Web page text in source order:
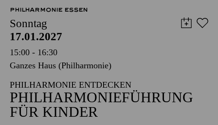
PHILHARMONIE ESSEN
Sonntag
17.01.2027
15:00 - 16:30
Ganzes Haus (Philharmonie)
PHILHARMONIE ENTDECKEN
PHILHARMONIE­FÜHRUNG
FÜR KINDER